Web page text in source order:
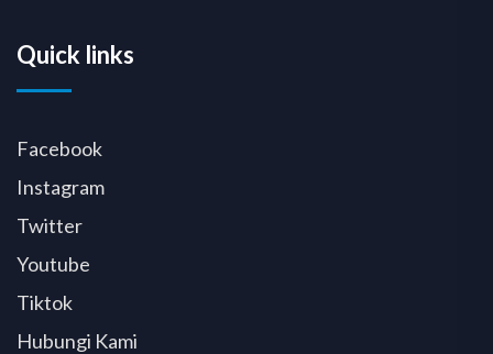
Quick links
Facebook
Instagram
Twitter
Youtube
Tiktok
Hubungi Kami